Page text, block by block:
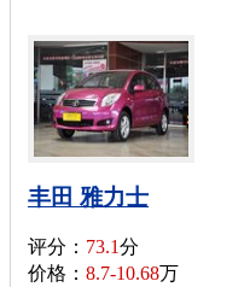
丰田 雅力士
评分： 73.1分
价格： 8.7-10.68万